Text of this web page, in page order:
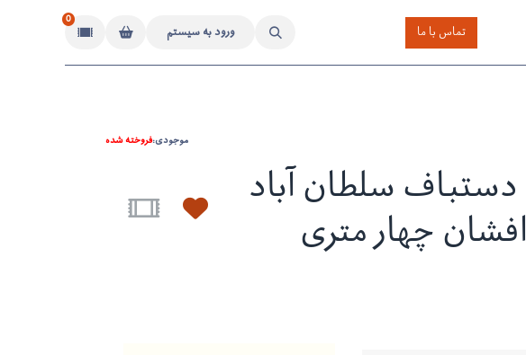
تماس با ما ورود به سیستم
0
موجودی:فروخته شده
سلطان آباد
چهار متری